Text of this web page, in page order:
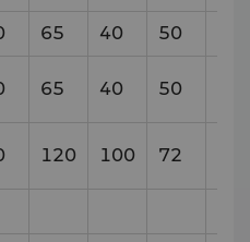
65 40 50
65 40 50
120 100 72